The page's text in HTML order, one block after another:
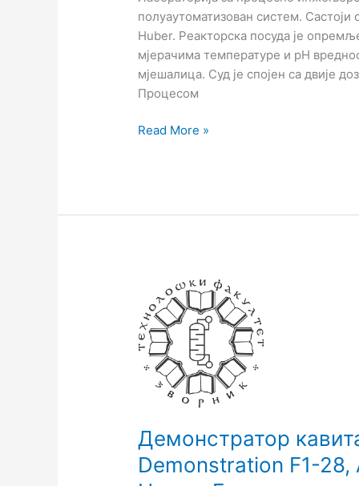
полуаутоматизован систем.
Huber. Реакторска посуда је
мjерачима температуре и pH
мјешалица. Суд је спојен са двије
Процесом
Read More »
Демонстратор
Demonstration F1-
Демонстратор
кавитације
(F1-
28),
Cavitation
Demonstration
Armfield
Limited,